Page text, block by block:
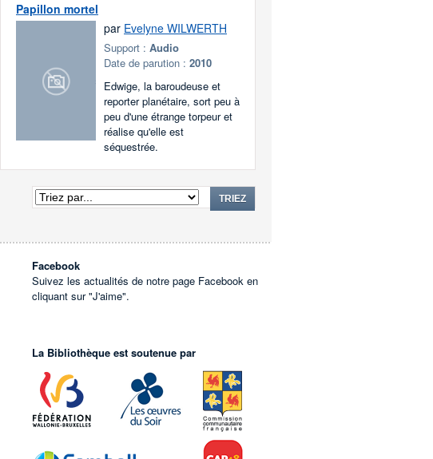
Papillon mortel
par Evelyne WILWERTH
Support : Audio
Date de parution : 2010
Edwige, la baroudeuse et
reporter planétaire, sort peu à
peu d'une étrange torpeur et
réalise qu'elle est
séquestrée.
TRIEZ
Facebook
Suivez les actualités de notre page Facebook en
cliquant sur "J'aime".
La Bibliothèque est soutenue par